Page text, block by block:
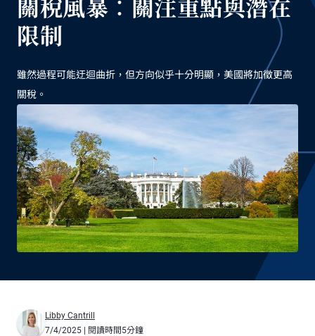
關稅風暴：關注重點與潛在
限制
雖然過程可能迂迴曲折，但方向似乎十分明顯，美國將加徵更高
關稅。
Libby Cantrill
7/4/2025 | 閱讀時間5分鐘